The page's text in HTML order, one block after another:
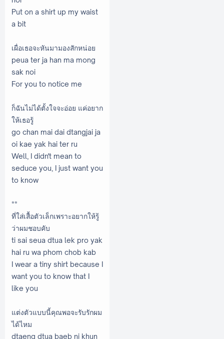
Put on a shirt up my waist
a bit
เผื่อเธอจะหันมามองสักหน่อย
peua ter ja han ma mong
sak noi
For you to notice me
ก็ฉันไม่ได้ตั้งใจจะอ่อย แค่อยาก
ให้เธอรู้
go chan mai dai dtangjai ja
oi kae yak hai ter ru
Well, I didn't mean to
seduce you, I just want you
to know
**
ที่ใส่เสื้อตัวเล็กเพราะอยากให้รู้
ว่าผมชอบคับ
ti sai seua dtua lek pro yak
hai ru wa phom chob kab
I wear a tiny shirt because I
want you to know that I
like you
แต่งตัวแบบนี้คุณพอจะรับรักผม
ได้ไหม
dtaeng dtua baeb ni khun